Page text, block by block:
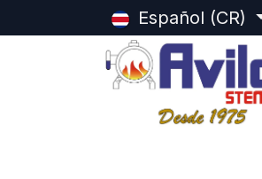
Español (CR)